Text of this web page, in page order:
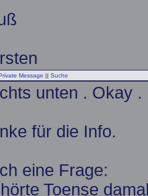
Message || Suche
unten . Okay .
für die Info.
eine Frage:
Toense